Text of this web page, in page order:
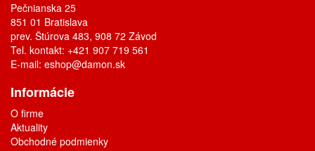
Pečnianska 25
851 01 Bratislava
prev. Štúrova 483, 908 72 Závod
Tel. kontakt: +421 907 719 561
E-mail: eshop@damon.sk
Informácie
O firme
Aktuality
Obchodné podmienky